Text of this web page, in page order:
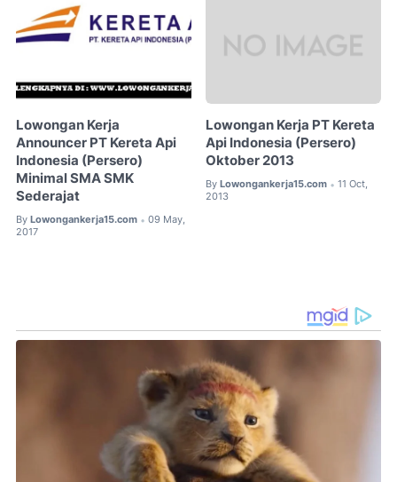
Lowongan Kerja
Announcer PT Kereta Api
Indonesia (Persero)
Minimal SMA SMK
Sederajat
By Lowongankerja15.com • 09 May,
2017
Lowongan Kerja PT Kereta
Api Indonesia (Persero)
Oktober 2013
By Lowongankerja15.com • 11 Oct,
2013